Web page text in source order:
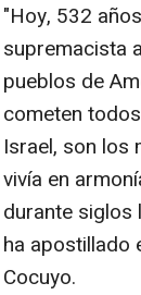
"Hoy, 532
supremacista
pueblos de
cometen
Israel, son los
vivía en
durante siglos
ha apostillado
Cocuyo.